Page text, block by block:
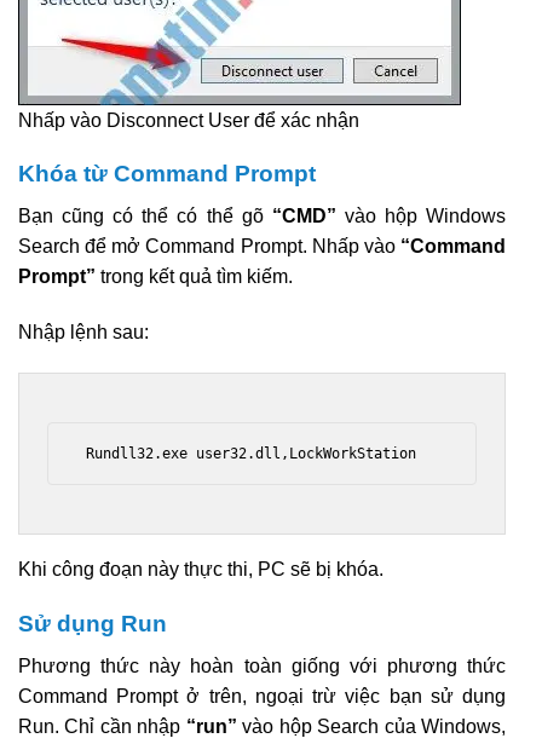
Nhấp vào Disconnect User để xác nhận
Khóa từ Command Prompt
Bạn cũng có thể có thể gõ “CMD” vào hộp Windows
Search để mở Command Prompt. Nhấp vào “Command
Prompt” trong kết quả tìm kiếm.
Nhập lệnh sau:
Rundll32.exe user32.dll,LockWorkStation
Khi công đoạn này thực thi, PC sẽ bị khóa.
Sử dụng Run
Phương thức này hoàn toàn giống với phương thức
Command Prompt ở trên, ngoại trừ việc bạn sử dụng
Run. Chỉ cần nhập “run”vào hộp Search của Windows,